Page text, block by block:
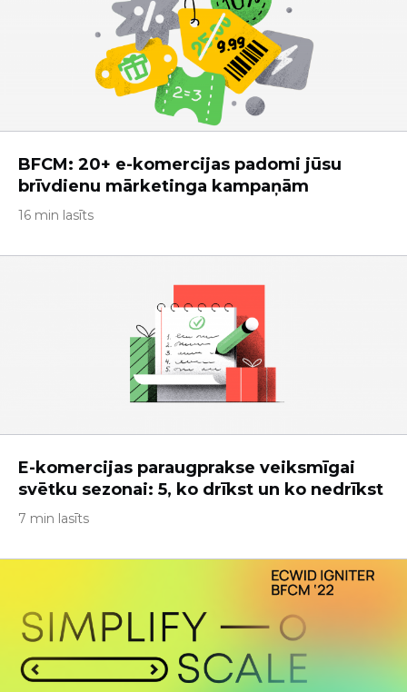
BFCM: 20+ e-komercijas padomi jūsu
brīvdienu mārketinga kampaņām
16 min lasīts
E-komercijas paraugprakse veiksmīgai
svētku sezonai: 5, ko drīkst un ko nedrīkst
7 min lasīts